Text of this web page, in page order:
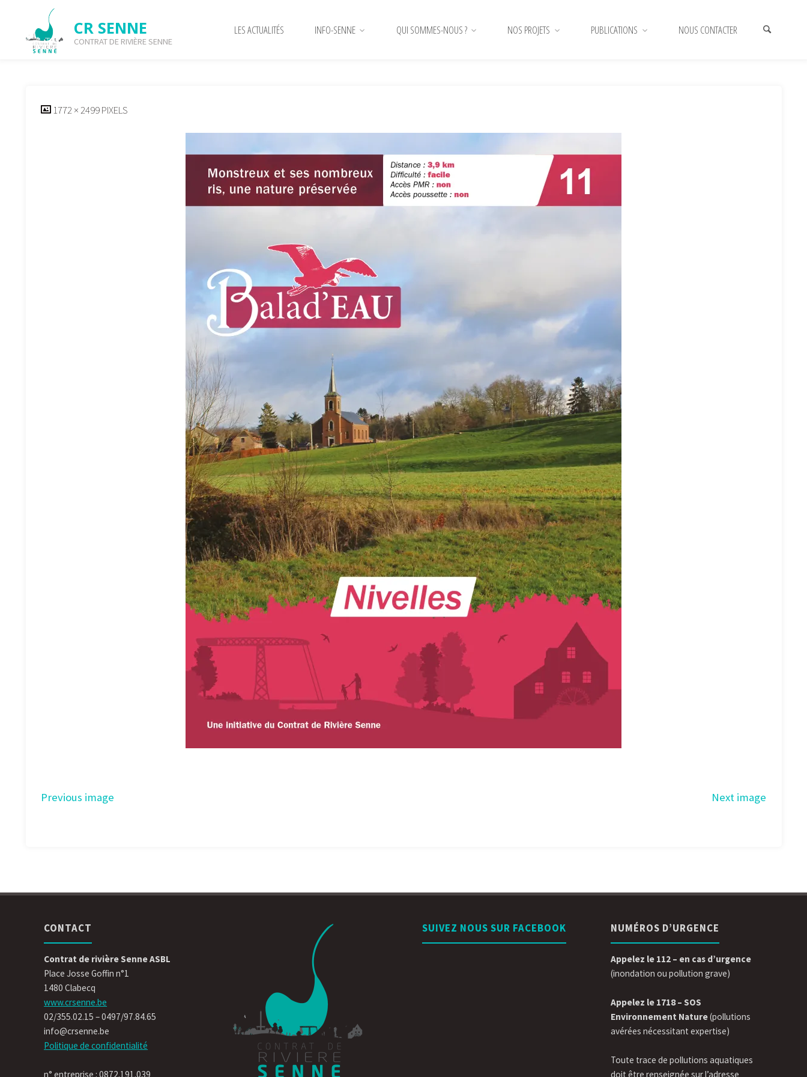
content
CR SENNE
CONTRAT DE RIVIÈRE SENNE
LES ACTUALITÉS INFO-SENNE QUI SOMMES-NOUS ? NOS PROJETS PUBLICATIONS NOUS CONTACTER
11 – Couverture Nivelles
FULL1772 × 2499PIXELS
Previous image Next image
CONTACT
Contrat de rivière Senne ASBL
Place Josse Goffin n°1
1480 Clabecq
www.crsenne.be
02/355.02.15 – 0497/97.84.65
info@crsenne.be
Politique de confidentialité
n° entreprise : 0872.191.039
SUIVEZ NOUS SUR FACEBOOK NUMÉROS D’URGENCE
Appelez le 112 – en cas d’urgence
(inondation ou pollution grave)
Appelez le 1718 – SOS
Environnement Nature(pollutions
avérées nécessitant expertise)
Toute trace de pollutions aquatiques
doit être renseignée sur l’adresse